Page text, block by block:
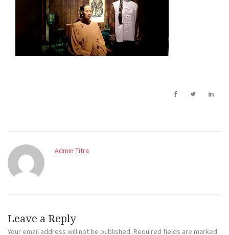
Admin Titra
Leave a Reply
Your email address will not be published. Required fields are marked